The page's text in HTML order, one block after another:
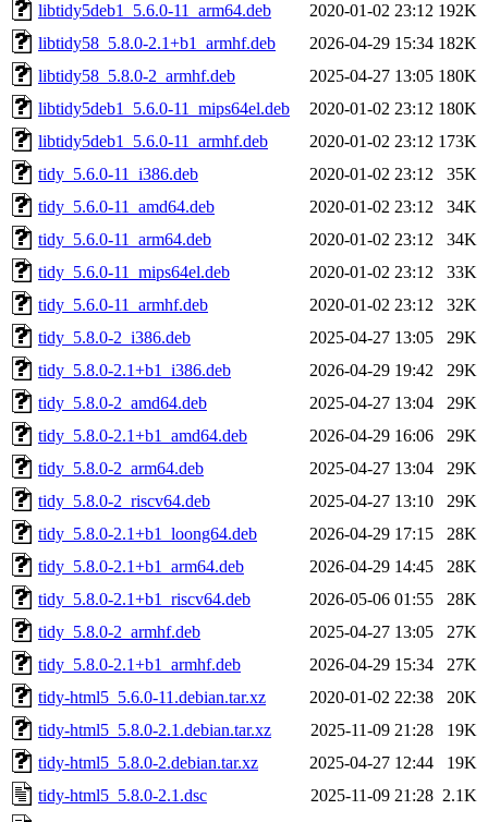
libtidy5deb1_5.6.0-11_arm64.deb
2020-01-02 23:12 192K
libtidy58_5.8.0-2.1+b1_armhf.deb
2026-04-29 15:34 182K
libtidy58_5.8.0-2_armhf.deb
2025-04-27 13:05 180K
libtidy5deb1_5.6.0-11_mips64el.deb
2020-01-02 23:12 180K
libtidy5deb1_5.6.0-11_armhf.deb
2020-01-02 23:12 173K
tidy_5.6.0-11_i386.deb
2020-01-02 23:12
35K
tidy_5.6.0-11_amd64.deb
2020-01-02 23:12
34K
tidy_5.6.0-11_arm64.deb
2020-01-02 23:12
34K
tidy_5.6.0-11_mips64el.deb
2020-01-02 23:12
33K
tidy_5.6.0-11_armhf.deb
2020-01-02 23:12
32K
tidy_5.8.0-2_i386.deb
2025-04-27 13:05
29K
tidy_5.8.0-2.1+b1_i386.deb
2026-04-29 19:42
29K
tidy_5.8.0-2_amd64.deb
2025-04-27 13:04
29K
tidy_5.8.0-2.1+b1_amd64.deb
2026-04-29 16:06
29K
tidy_5.8.0-2_arm64.deb
2025-04-27 13:04
29K
tidy_5.8.0-2_riscv64.deb
2025-04-27 13:10
29K
tidy_5.8.0-2.1+b1_loong64.deb
2026-04-29 17:15
28K
tidy_5.8.0-2.1+b1_arm64.deb
2026-04-29 14:45
28K
tidy_5.8.0-2.1+b1_riscv64.deb
2026-05-06 01:55
28K
tidy_5.8.0-2_armhf.deb
2025-04-27 13:05
27K
tidy_5.8.0-2.1+b1_armhf.deb
2026-04-29 15:34
27K
tidy-html5_5.6.0-11.debian.tar.xz
2020-01-02 22:38
20K
tidy-html5_5.8.0-2.1.debian.tar.xz
2025-11-09 21:28
19K
tidy-html5_5.8.0-2.debian.tar.xz
2025-04-27 12:44
19K
tidy-html5_5.8.0-2.1.dsc
2025-11-09 21:28 2.1K